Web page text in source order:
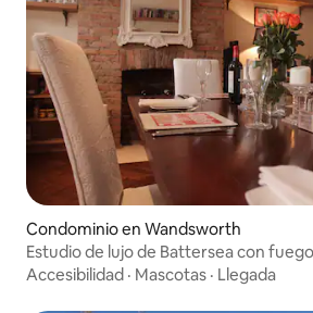
Condominio en Wandsworth
Estudio de lujo de Battersea con
Park
Accesibilidad · Mascotas · Llegada